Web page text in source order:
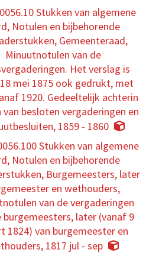
Stukken van algemene
Notulen en bijbehorende
Gemeenteraad,
Minuutnotulen van de
Het verslag is
mei 1875 ook gedrukt, met
1920. Gedeeltelijk achterin
van besloten vergaderingen en
1859 - 1860
Stukken van algemene
Notulen en bijbehorende
Burgemeesters, later
en wethouders,
van de vergaderingen
burgemeesters, later (vanaf 9
1824) van burgemeester en
1817 jul - sep